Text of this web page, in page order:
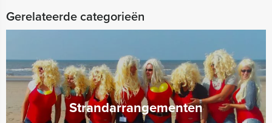
Gerelateerde categorieën
Strandarrangementen